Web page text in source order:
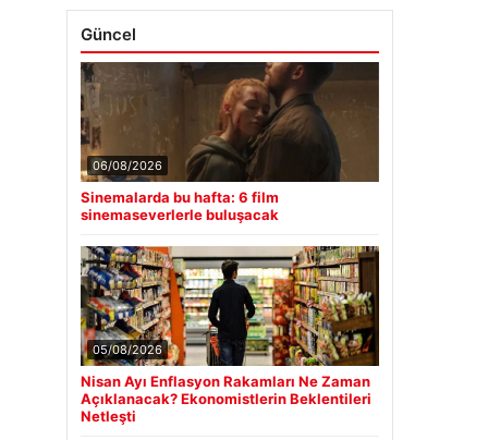
Güncel
06/08/2026
Sinemalarda bu hafta: 6 film
sinemaseverlerle buluşacak
05/08/2026
Nisan Ayı Enflasyon Rakamları Ne Zaman
Açıklanacak? Ekonomistlerin Beklentileri
Netleşti